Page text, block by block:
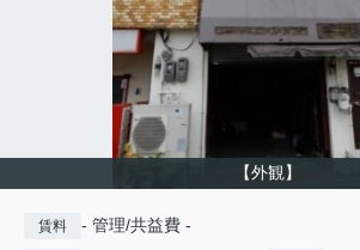
【外観】
賃料 - 管理/共益費 -